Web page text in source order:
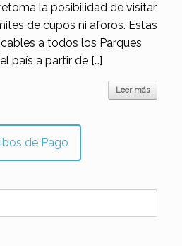
la posibilidad de visitar
de cupos ni aforos. Estas
a todos los Parques
país a partir de […]
Leer más
de Pago